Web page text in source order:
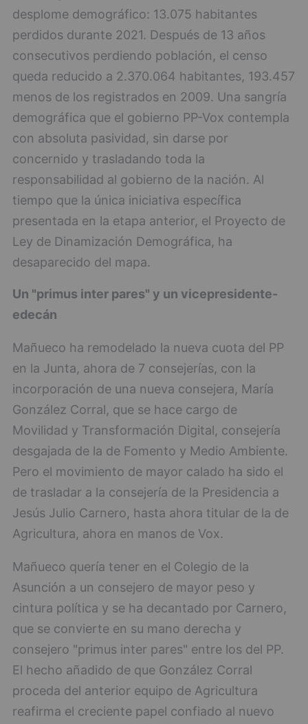
desplome demográfico: 13.075 habitantes
perdidos durante 2021. Después de 13 años
consecutivos perdiendo población, el censo
queda reducido a 2.370.064 habitantes, 193.457
menos de los registrados en 2009. Una sangría
demográfica que el gobierno PP-Vox contempla
con absoluta pasividad, sin darse por
concernido y trasladando toda la
responsabilidad al gobierno de la nación. Al
tiempo que la única iniciativa específica
presentada en la etapa anterior, el Proyecto de
Ley de Dinamización Demográfica, ha
desaparecido del mapa.
Un "primus inter pares" y un vicepresidente-
edecán
Mañueco ha remodelado la nueva cuota del PP
en la Junta, ahora de 7 consejerías, con la
incorporación de una nueva consejera, María
González Corral, que se hace cargo de
Movilidad y Transformación Digital, consejería
desgajada de la de Fomento y Medio Ambiente.
Pero el movimiento de mayor calado ha sido el
de trasladar a la consejería de la Presidencia a
Jesús Julio Carnero, hasta ahora titular de la de
Agricultura, ahora en manos de Vox.
Mañueco quería tener en el Colegio de la
Asunción a un consejero de mayor peso y
cintura política y se ha decantado por Carnero,
que se convierte en su mano derecha y
consejero "primus inter pares" entre los del PP.
El hecho añadido de que González Corral
proceda del anterior equipo de Agricultura
reafirma el creciente papel confiado al nuevo